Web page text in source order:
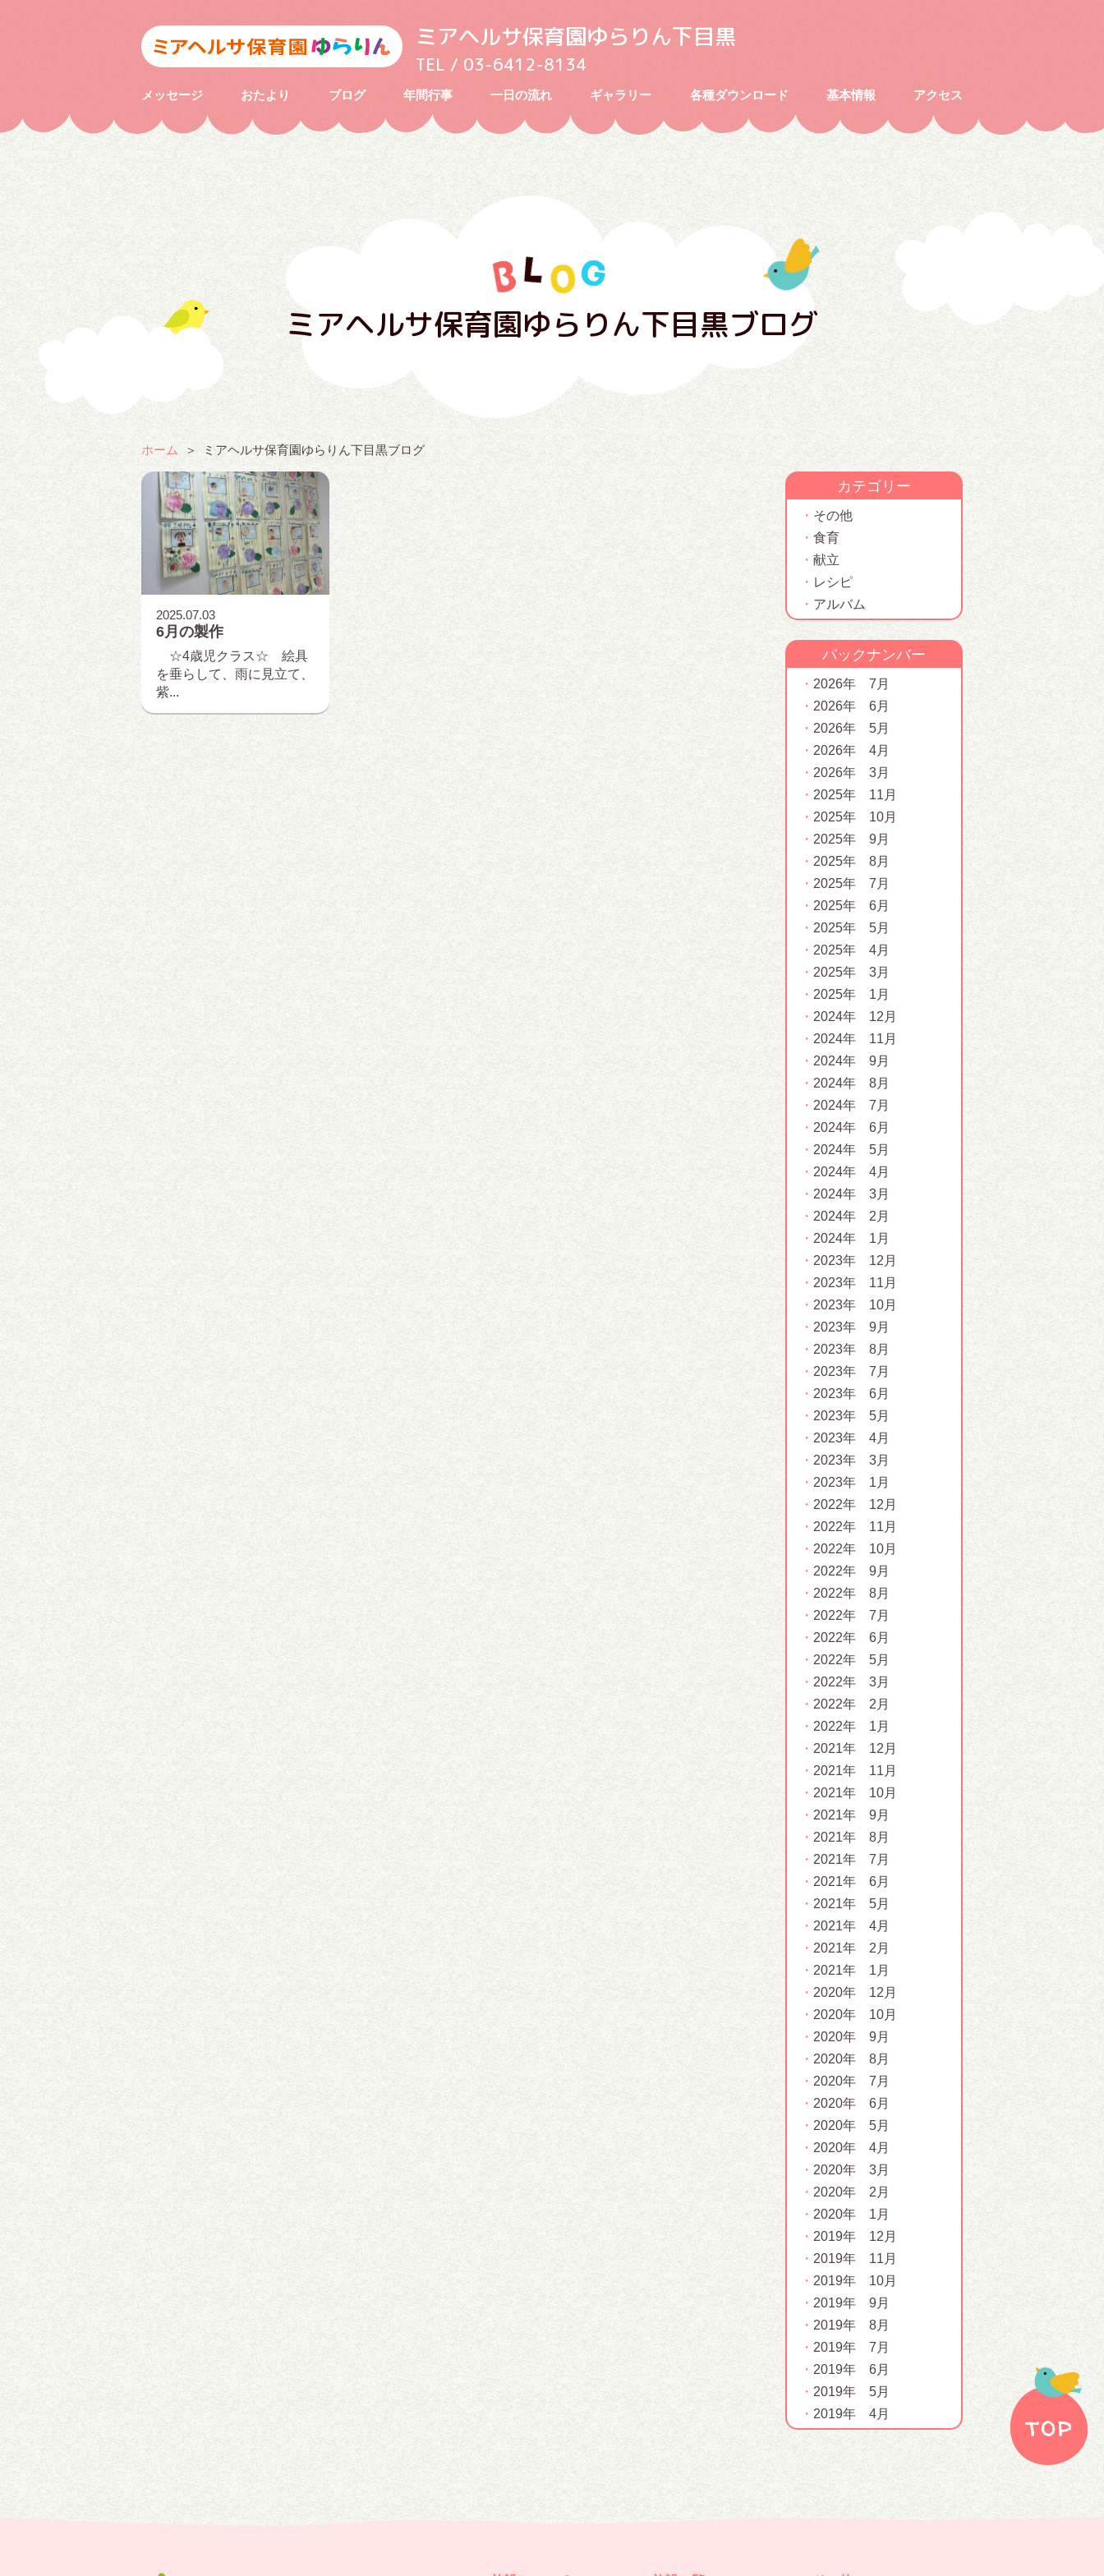
ミアヘルサ保育園ゆらりん下目黒
TEL / 03-6412-8134
メッセージ おたより ブログ 年間行事 一日の流れ ギャラリー 各種ダウンロード 基本情報 アクセス
ミアヘルサ保育園ゆらりん下目黒ブログ
ホーム ミアヘルサ保育園ゆらりん下目黒ブログ
2025.07.03
6月の製作
☆4歳児クラス☆ 絵具
を垂らして、雨に見立て、
紫...
カテゴリー
その他
食育
献立
レシピ
アルバム
バックナンバー
2026年 7月
2026年 6月
2026年 5月
2026年 4月
2026年 3月
2025年 11月
2025年 10月
2025年 9月
2025年 8月
2025年 7月
2025年 6月
2025年 5月
2025年 4月
2025年 3月
2025年 1月
2024年 12月
2024年 11月
2024年 9月
2024年 8月
2024年 7月
2024年 6月
2024年 5月
2024年 4月
2024年 3月
2024年 2月
2024年 1月
2023年 12月
2023年 11月
2023年 10月
2023年 9月
2023年 8月
2023年 7月
2023年 6月
2023年 5月
2023年 4月
2023年 3月
2023年 1月
2022年 12月
2022年 11月
2022年 10月
2022年 9月
2022年 8月
2022年 7月
2022年 6月
2022年 5月
2022年 3月
2022年 2月
2022年 1月
2021年 12月
2021年 11月
2021年 10月
2021年 9月
2021年 8月
2021年 7月
2021年 6月
2021年 5月
2021年 4月
2021年 2月
2021年 1月
2020年 12月
2020年 10月
2020年 9月
2020年 8月
2020年 7月
2020年 6月
2020年 5月
2020年 4月
2020年 3月
2020年 2月
2020年 1月
2019年 12月
2019年 11月
2019年 10月
2019年 9月
2019年 8月
2019年 7月
2019年 6月
2019年 5月
2019年 4月